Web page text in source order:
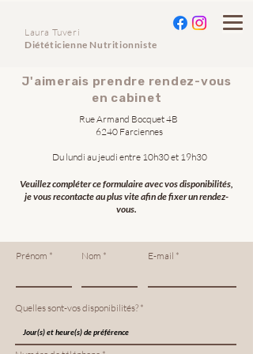
Laura Tuveri
Diététicienne Nutritionniste
J'aimerais prendre rendez-vous
en cabinet
Rue Armand Bocquet 4B
6240 Farciennes
Du lundi au jeudi entre 10h30 et 19h30
Veuillez compléter ce formulaire avec vos disponibilités,
je vous recontacte au plus vite afin de fixer un rendez-
vous.
Prénom Nom E-mail
Quelles sont-vos disponibilités?